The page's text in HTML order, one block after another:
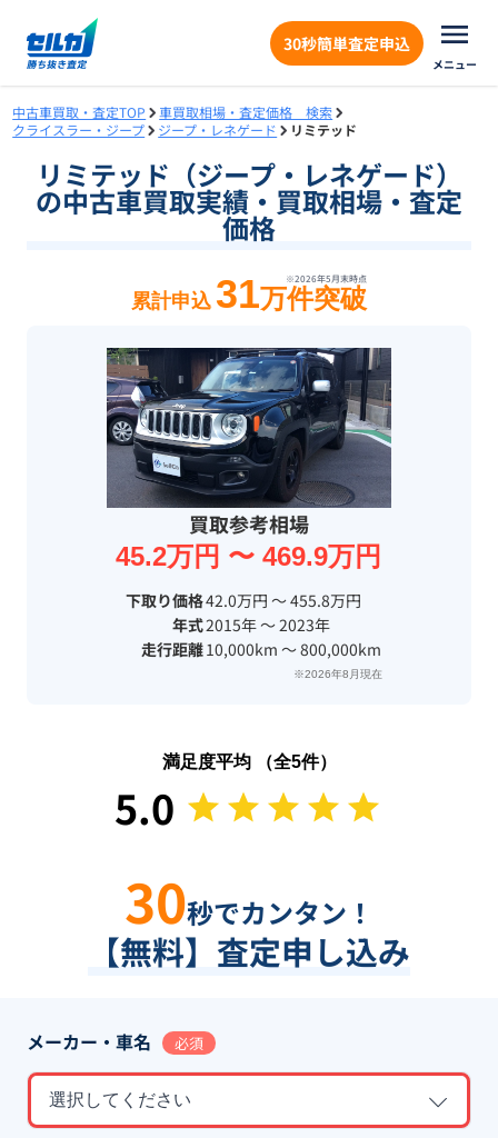
30秒簡単査定申込
メニュー
中古車買取・査定TOP
車買取相場・査定価格 検索
クライスラー・ジープ
ジープ・レネゲード リミテッド
リミテッド（ジープ・レネゲード）
の中古車買取実績・買取相場・査定
価格
※2026年5月末時点
累計申込 31万件突破
買取参考相場
45.2万円 〜 469.9万円
下取り価格42.0万円 〜 455.8万円
年式2015年 〜 2023年
走行距離10,000km 〜 800,000km
※2026年8月現在
満足度平均 （全5件）
5.0
30秒でカンタン！
【無料】査定申し込み
メーカー・車名 必須
選択してください